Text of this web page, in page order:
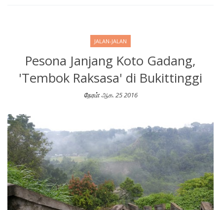
JALAN-JALAN
Pesona Janjang Koto Gadang,
'Tembok Raksasa' di Bukittinggi
நேரம்:ஆக. 25 2016
Pesona Janjang Koto Gadang, 'Tembok Raksasa' di Bukittinggi